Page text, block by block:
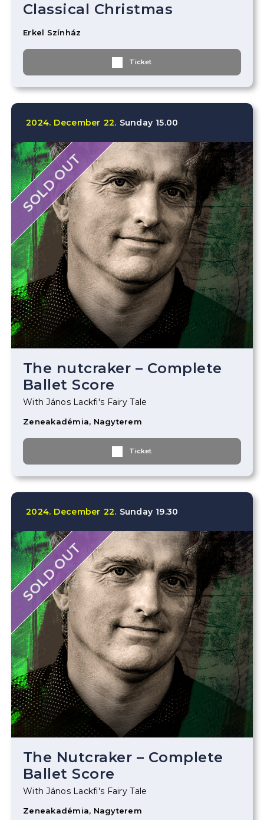
Classical Christmas
Erkel Színház
Ticket
2024. December 22. Sunday 15.00
SOLD OUT
The nutcraker – Complete
Ballet Score
With János Lackfi's Fairy Tale
Zeneakadémia, Nagyterem
Ticket
2024. December 22. Sunday 19.30
SOLD OUT
The Nutcraker – Complete
Ballet Score
With János Lackfi's Fairy Tale
Zeneakadémia, Nagyterem